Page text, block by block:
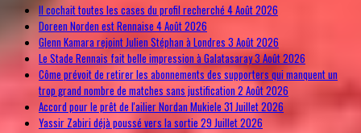
Il cochait toutes les cases du profil recherché 4 Août 2026
Doreen Norden est Rennaise4 Août 2026
Glenn Kamara rejoint Julien Stéphan à Londres 3 Août 2026
Le Stade Rennais fait belle impression à Galatasaray3 Août 2026
Côme prévoit de retirer les abonnements des supporters qui manquent un
trop grand nombre de matches sans justification2 Août 2026
Accord pour le prêt de l'ailier Nordan Mukiele31 Juillet 2026
Yassir Zabiri déjà poussé vers la sortie 29 Juillet 2026